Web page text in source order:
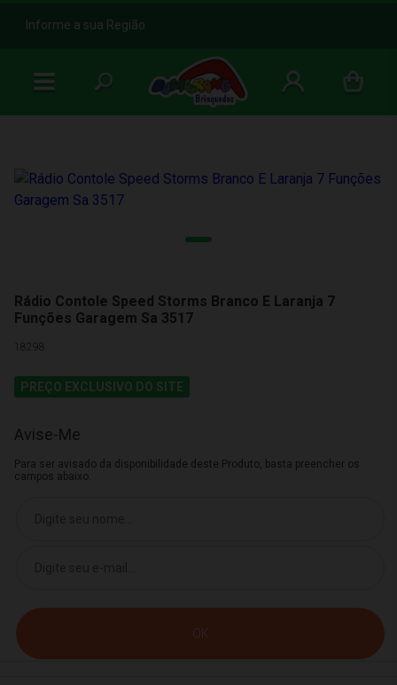
b
Informe a sua Região
Rádio Contole Speed Storms Branco E Laranja 7
Funções Garagem Sa 3517
18298
PREÇO EXCLUSIVO DO SITE
Avise-Me
Para ser avisado da disponibilidade deste Produto, basta preencher os
campos abaixo.